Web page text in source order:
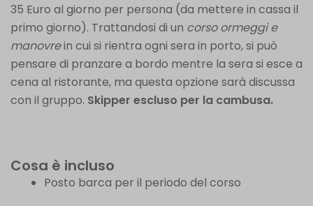
35 Euro al giorno per persona (da mettere in cassa il
primo giorno). Trattandosi di un corso ormeggi e
manovrein cui si rientra ogni sera in porto, si può
pensare di pranzare a bordo mentre la sera si esce a
cena al ristorante, ma questa opzione sarà discussa
con il gruppo. Skipper escluso per la cambusa.
Cosa è incluso
Posto barca per il periodo del corso